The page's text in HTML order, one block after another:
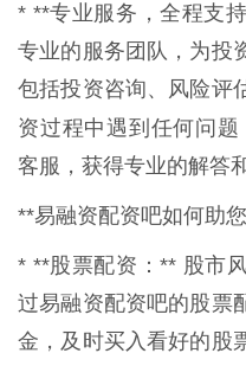
* **专业服务，全程支
专业的服务团队，为投
包括投资咨询、风险评
资过程中遇到任何问题
客服，获得专业的解答
**易融资配资吧如何助
* **股票配资：** 股市
过易融资配资吧的股票
金，及时买入看好的股